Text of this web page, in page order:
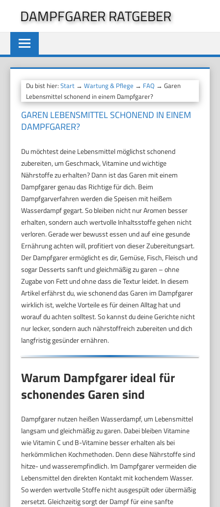
springen
DAMPFGARER RATGEBER
Du bist hier:Start →Wartung & Pflege → FAQ → Garen
Lebensmittel schonend in einem Dampfgarer?
GAREN LEBENSMITTEL SCHONEND IN EINEM
DAMPFGARER?
Du möchtest deine Lebensmittel möglichst schonend
zubereiten, um Geschmack, Vitamine und wichtige
Nährstoffe zu erhalten? Dann ist das Garen mit einem
Dampfgarer genau das Richtige für dich. Beim
Dampfgarverfahren werden die Speisen mit heißem
Wasserdampf gegart. So bleiben nicht nur Aromen besser
erhalten, sondern auch wertvolle Inhaltsstoffe gehen nicht
verloren. Gerade wer bewusst essen und auf eine gesunde
Ernährung achten will, profitiert von dieser Zubereitungsart.
Der Dampfgarer ermöglicht es dir, Gemüse, Fisch, Fleisch und
sogar Desserts sanft und gleichmäßig zu garen – ohne
Zugabe von Fett und ohne dass die Textur leidet. In diesem
Artikel erfährst du, wie schonend das Garen im Dampfgarer
wirklich ist, welche Vorteile es für deinen Alltag hat und
worauf du achten solltest. So kannst du deine Gerichte nicht
nur lecker, sondern auch nährstoffreich zubereiten und dich
langfristig gesünder ernähren.
Warum Dampfgarer ideal für
schonendes Garen sind
Dampfgarer nutzen heißen Wasserdampf, um Lebensmittel
langsam und gleichmäßig zu garen. Dabei bleiben Vitamine
wie Vitamin C und B-Vitamine besser erhalten als bei
herkömmlichen Kochmethoden. Denn diese Nährstoffe sind
hitze- und wasserempfindlich. Im Dampfgarer vermeiden die
Lebensmittel den direkten Kontakt mit kochendem Wasser.
So werden wertvolle Stoffe nicht ausgespült oder übermäßig
zersetzt. Gleichzeitig sorgt der Dampf für eine sanfte